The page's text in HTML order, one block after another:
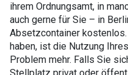
ihrem Ordnungsamt, in
auch gerne für Sie – in
Absetzcontainer
haben, ist die Nutzung
Problem mehr. Falls Sie